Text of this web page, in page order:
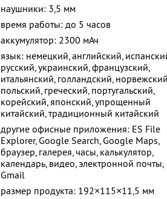
наушники: 3,5 мм
время работы: до 5 часов
аккумулятор: 2300 мАч
язык: немецкий, английский,
русский, украинский, французский,
итальянский, голландский,
польский, греческий, португальский,
корейский, японский, упрощенный
китайский, традиционный китайский
другие офисные приложения: ES File
Explorer, Google Search, Google Maps,
браузер, галерея, часы, калькулятор,
календарь, видео, электронной почты,
Gmail
размер продукта: 192×115×11,5 мм